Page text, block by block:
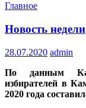
Главное
Новость недели
28.07.2020 admin
По данным
избирателей в
2020 года